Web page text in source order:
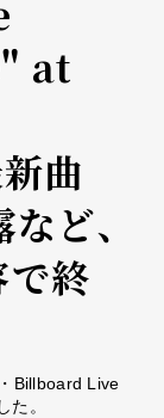
at
曲
ど、
終
Billboard Live
。